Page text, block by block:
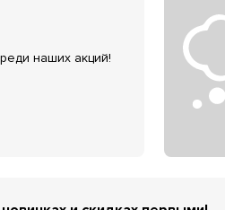
наших акций!